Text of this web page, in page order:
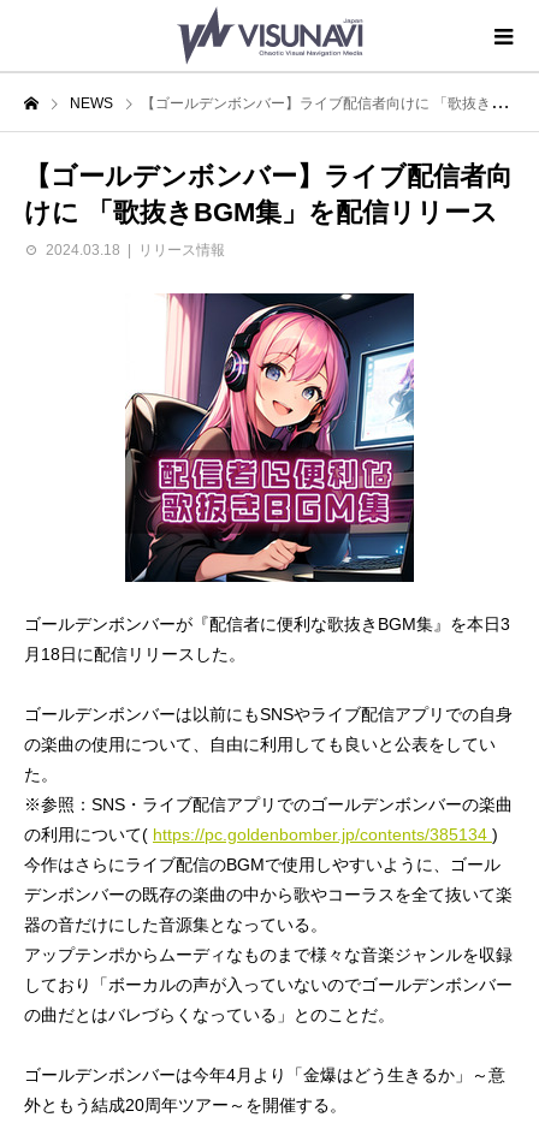
NEWS 【ゴールデンボンバー】ライブ配信者向けに 「歌抜きBGM集」を配信リリース
【ゴールデンボンバー】ライブ配信者向
けに 「歌抜きBGM集」を配信リリース
2024.03.18 リリース情報
ゴールデンボンバーが『配信者に便利な歌抜きBGM集』を本日3
月18日に配信リリースした。
ゴールデンボンバーは以前にもSNSやライブ配信アプリでの自身
の楽曲の使用について、自由に利用しても良いと公表をしてい
た。
※参照：SNS・ライブ配信アプリでのゴールデンボンバーの楽曲
の利用について( https://pc.goldenbomber.jp/contents/385134 )
今作はさらにライブ配信のBGMで使用しやすいように、ゴール
デンボンバーの既存の楽曲の中から歌やコーラスを全て抜いて楽
器の音だけにした音源集となっている。
アップテンポからムーディなものまで様々な音楽ジャンルを収録
しており「ボーカルの声が入っていないのでゴールデンボンバー
の曲だとはバレづらくなっている」とのことだ。
ゴールデンボンバーは今年4月より「金爆はどう生きるか」～意
外ともう結成20周年ツアー～を開催する。